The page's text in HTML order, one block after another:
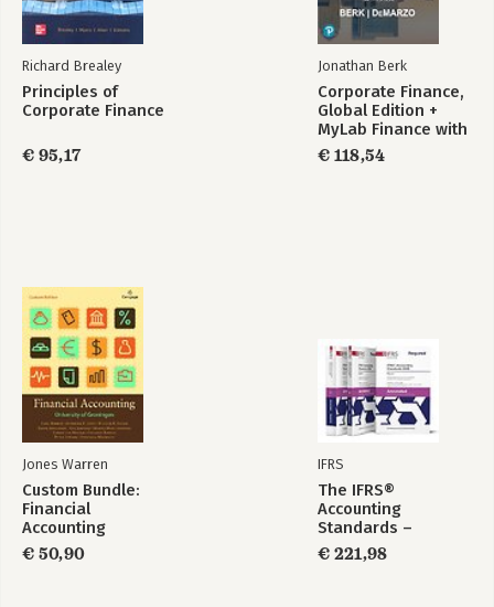
Inspiratiebronnen 129
Over de auteurs 130
Verklarende woordenlijst 133
Reeds verschenen bij CMI Books 151
Richard Brealey
Principles of
Corporate Finance
€ 95,17
Jonathan Berk
Corporate Finance,
Global Edition +
MyLab Finance with
Pearson eText
(Package)
€ 118,54
Jones Warren
Custom Bundle:
Financial
Accounting
€ 50,90
IFRS
The IFRS®
Accounting
Standards –
Required Annotated
1 January 2026
€ 221,98